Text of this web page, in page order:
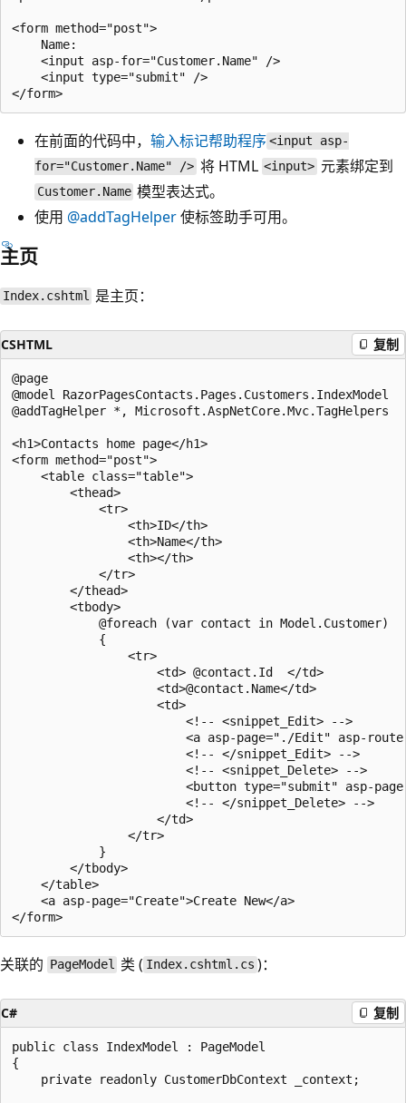
<form method="post">
    Name:
    <input asp-for="Customer.Name" />
    <input type="submit" />
在前面的代码中， 输入标记帮助程序<input asp-
for="Customer.Name" /> 将 HTML <input> 元素绑定到
Customer.Name 模型表达式。
使用 @addTagHelper使标签助手可用。
主页
Index.cshtml 是主页：
CSHTML 复制
@page
@model RazorPagesContacts.Pages.Customers.IndexModel
@addTagHelper *, Microsoft.AspNetCore.Mvc.TagHelpers
<h1>Contacts home page</h1>
<form method="post">
    <table class="table">
        <thead>
            <tr>
                <th>ID</th>
                <th>Name</th>
                <th></th>
            </tr>
        </thead>
        <tbody>
            @foreach (var contact in Model.Customer)
            {
                <tr>
                    <td> @contact.Id  </td>
                    <td>@contact.Name</td>
                    <td>
                        <!-- <snippet_Edit> -->
<a asp-page="./Edit" asp-
                        <!-- </snippet_Edit> -->
                        <!-- <snippet_Delete> -->
<button type="submit" asp-
                        <!-- </snippet_Delete> -->
                    </td>
                </tr>
            }
        </tbody>
    </table>
    <a asp-page="Create">Create New</a>
关联的 PageModel 类 ( Index.cshtml.cs )：
C# 复制
public class IndexModel : PageModel
{
    private readonly CustomerDbContext _context;